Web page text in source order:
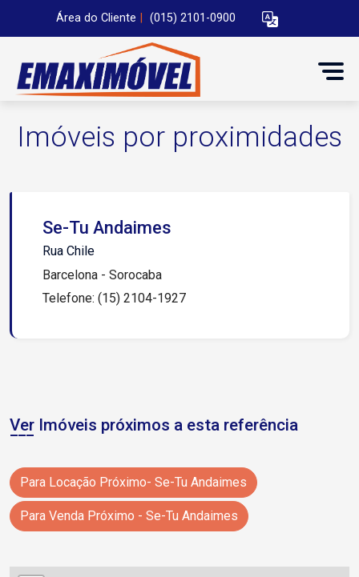
Área do Cliente (015) 2101-0900
Imóveis por proximidades
Se-Tu Andaimes
Rua Chile
Barcelona - Sorocaba
Telefone: (15) 2104-1927
Ver Imóveis próximos a esta referência
Para Locação Próximo- Se-Tu Andaimes
Para Venda Próximo - Se-Tu Andaimes